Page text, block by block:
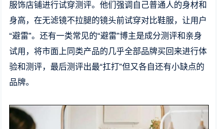
服饰店铺进行试穿测评。他们强调自己普通人的身材和
身高，在无滤镜不拉腿的镜头前试穿对比鞋服，让用户
“避雷”。还有一类常见的“避雷”博主是成分测评和亲身
试用，将市面上同类产品的几乎全部品牌买回来进行体
验和测评，最后测评出最“扛打”但又各自还有小缺点的
品牌。